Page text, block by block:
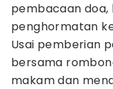
pembacaan doa,
penghormatan
Usai pemberian
bersama
makam dan